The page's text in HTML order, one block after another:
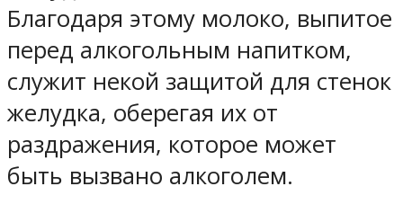
Благодаря этому молоко, выпитое
перед алкогольным напитком,
служит некой защитой для стенок
желудка, оберегая их от
раздражения, которое может
быть вызвано алкоголем.